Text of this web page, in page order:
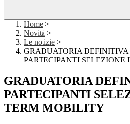
Home >
Novità >
Le notizie >
GRADUATORIA
PARTECIPANTI
GRADUATORIA
PARTECIPANTI
TERM MOBILITY